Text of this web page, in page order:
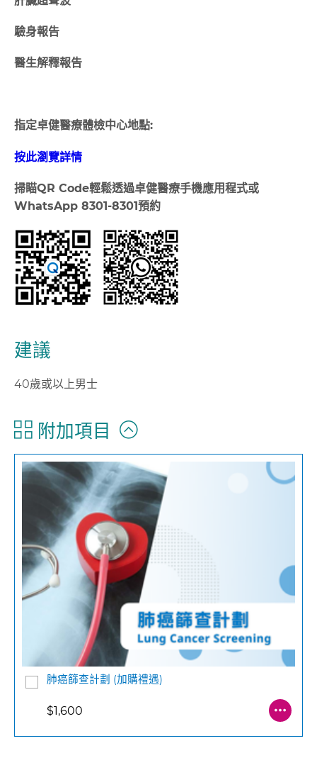
驗身報告
醫生解釋報告
指定卓健醫療體檢中心地點:
按此瀏覽詳情
掃瞄QR Code輕鬆透過卓健醫療手機應用程式或
WhatsApp 8301-8301預約
建議
40歲或以上男士
附加項目
肺癌篩查計劃 (加購禮遇)
$1,600